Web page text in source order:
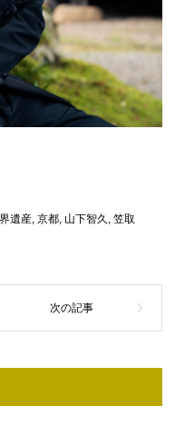
遺産, 京都, 山下智久 , 笠取